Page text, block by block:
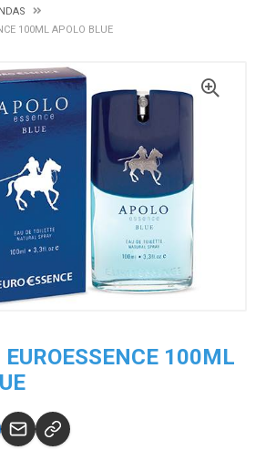
100ML APOLO BLUE
EUROESSENCE 100ML